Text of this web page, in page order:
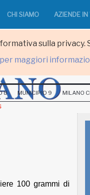
sulla privacy.
maggiori
CHI SIAMO AZIENDE
8 MUNICIPIO 9 MILANO
100 grammi di